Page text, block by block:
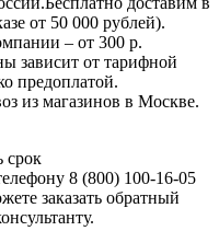
от 50 000 рублей).
– от 300 р.
зависит от тарифной
предоплатой.
из магазинов в Москве.
срок
8 (800) 100-16-05
заказать обратный